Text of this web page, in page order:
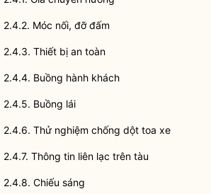
2.4.2. Móc nối, đỡ đấm
2.4.3. Thiết bị an toàn
2.4.4. Buồng hành khách
2.4.5. Buồng lái
2.4.6. Thử nghiệm chống dột toa xe
2.4.7. Thông tin liên lạc trên tàu
2.4.8. Chiếu sáng